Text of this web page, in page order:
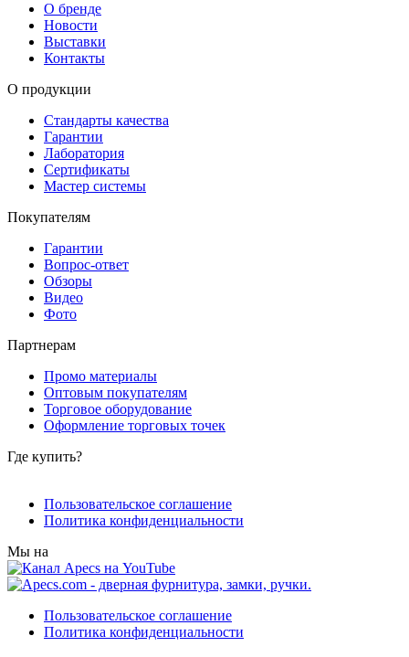
О бренде
Новости
Выставки
Контакты
О продукции
Стандарты качества
Гарантии
Лаборатория
Сертификаты
Мастер системы
Покупателям
Гарантии
Вопрос-ответ
Обзоры
Видео
Фото
Партнерам
Промо материалы
Оптовым покупателям
Торговое оборудование
Оформление торговых точек
Где купить?
Пользовательское соглашение
Политика конфиденциальности
Мы на
Пользовательское соглашение
Политика конфиденциальности